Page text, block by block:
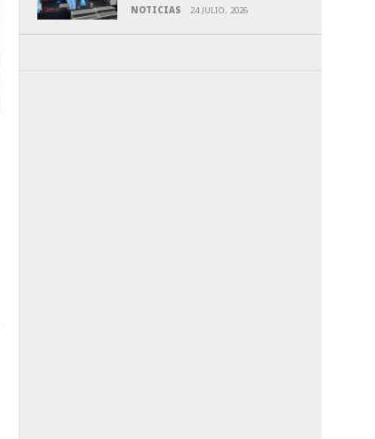
NOTICIAS 24 JULIO, 2026